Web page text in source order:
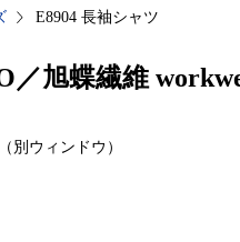
E8904 長袖シャツ
／旭蝶繊維
別ウィンドウ）